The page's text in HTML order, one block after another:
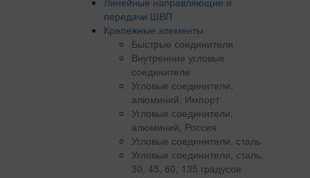
передачи ШВП
Крепежные элементы
Быстрые соединители
Внутренние угловые
соединители
Угловые соединители,
алюминий, Импорт
Угловые соединители,
алюминий, Россия
Угловые соединители, сталь
Угловые соединители, сталь,
30, 45, 60, 135 градусов